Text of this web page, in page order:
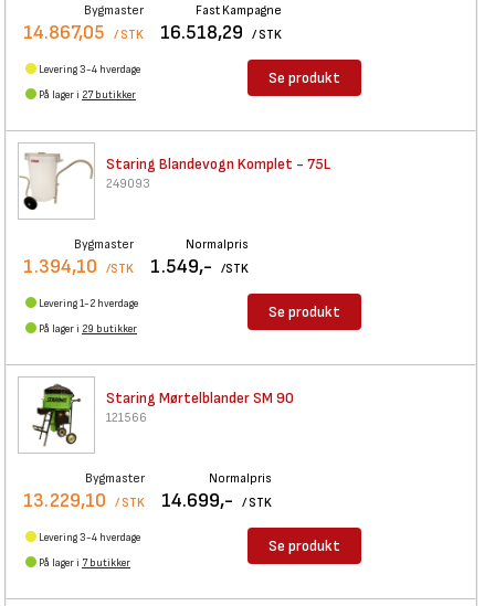
Bygmaster
14.867,05 / STK
Fast Kampagne
16.518,29 / STK
Levering 3-4 hverdage
På lager i 27 butikker
Se produkt
Staring Blandevogn Komplet - 75L
249093
Bygmaster
1.394,10 /STK
Normalpris
1.549,- /STK
Levering 1-2 hverdage
På lager i 29 butikker
Se produkt
Staring Mørtelblander SM 90
121566
Bygmaster
13.229,10 / STK
Normalpris
14.699,- / STK
Levering 3-4 hverdage
På lager i 7 butikker
Se produkt